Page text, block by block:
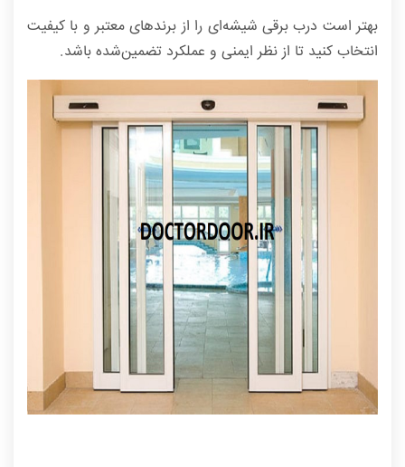
بهتر است درب برقی شیشه‌ای را از برندهای معتبر و با کیفیت
انتخاب کنید تا از نظر ایمنی و عملکرد تضمین‌شده باشد.